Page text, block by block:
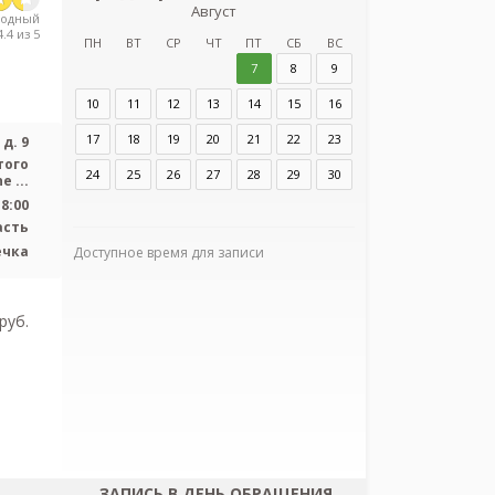
из 5
9
...
Август
ПН ВТ СР ЧТ ПТ СБ
ВС
7
8 9
10 11 12 13 14 15 16
17 18 19 20 21 22 23
24 25 26 27 28 29 30
Доступное время для записи